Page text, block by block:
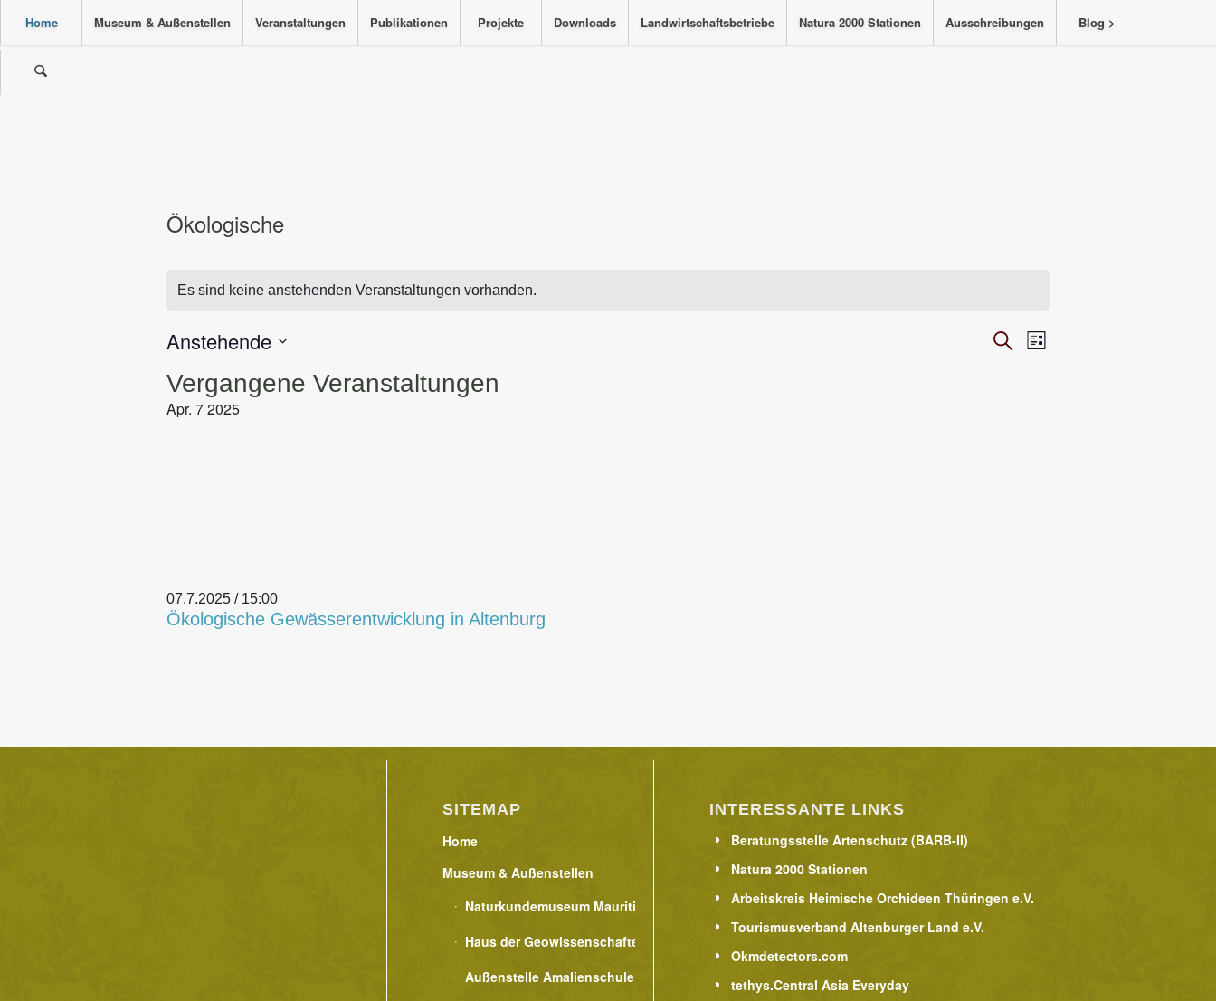
Home Museum & Außenstellen Veranstaltungen Publikationen Projekte Downloads Landwirtschaftsbetriebe Natura 2000 Stationen Ausschreibungen Blog >
Ökologische
Es sind keine anstehenden Veranstaltungen vorhanden.
Veranstaltungen
SucheVeranstaltung
Liste
Anstehende
wählen.
Vergangene Veranstaltungen
Apr. 72025
07.7.2025 / 15:00
Ökologische Gewässerentwicklung in Altenburg
SITEMAP
Home
Museum & Außenstellen
Naturkundemuseum Mauritianum
Haus der Geowissenschaften
Außenstelle Amalienschule
INTERESSANTE LINKS
Beratungsstelle Artenschutz (BARB-II)
Natura 2000 Stationen
Arbeitskreis Heimische Orchideen Thüringen e.V.
Tourismusverband Altenburger Land e.V.
Okmdetectors.com
tethys.Central Asia Everyday